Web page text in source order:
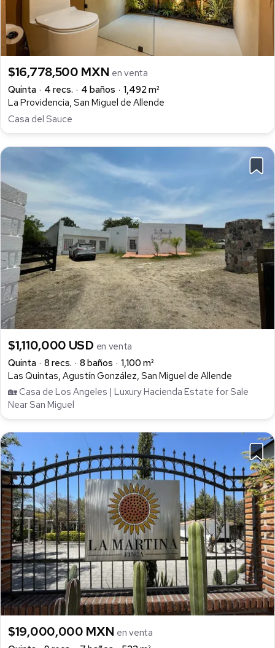
$16,778,500 MXN en venta
Quinta
4 recs. 4 baños
1,492 m²
La Providencia, San Miguel de Allende
Casa del Sauce
$1,110,000 USD en venta
Quinta
8 recs. 8 baños
1,100 m²
Las Quintas, Agustín González, San Miguel de Allende
🏡 Casa de Los Angeles | Luxury Hacienda Estate for Sale
Near San Miguel
$19,000,000 MXN en venta